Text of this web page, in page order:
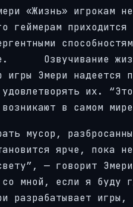
«Жизнь» игрокам
геймерам
Озвучивание
игры Эмери
удовлетворять их.
в самом
мусор,
ярче, пока
— говорит
мной, если я буду
разрабатывает